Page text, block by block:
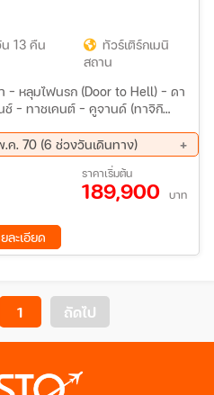
13 คืน
ทัวร์เติร์กเมนิ
สถาน
– หลุมไฟนรก (Door to Hell) – ดา
ช์ – ทาชเคนต์ – คูจานด์ (ทาจิกิ
– ทะเลสาบ Issyk Lake บิชเคก
อาร์ชา – โทกโม๊ค
. 70 (6 ช่วงวันเดินทาง)
11 ต.ค. 69 - 25 ต.ค. 69
04 เม.ย 70 - 18 เม.ย 70
16 พ.ค. 70 - 30 พ.ค. 70
ราคาเริ่มต้น
189,900 บาท
ละเอียด
1 ถัดไป